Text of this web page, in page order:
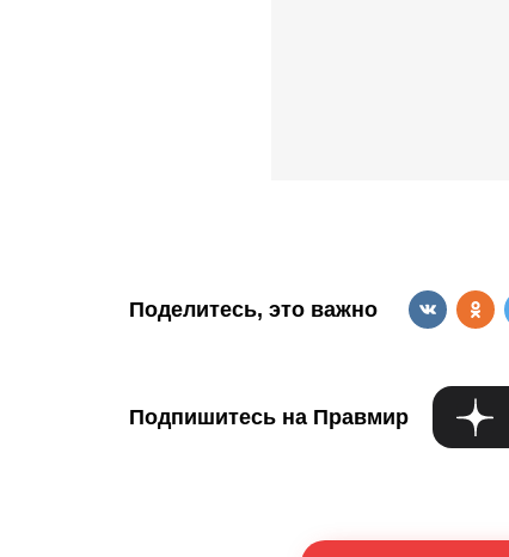
Поделитесь, это важно
Подпишитесь на Правмир